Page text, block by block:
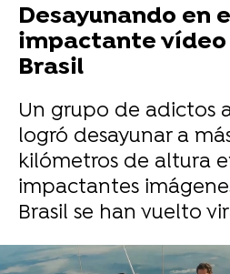
Desayunando en
impactante
Brasil
Un grupo de adictos
logró desayunar a
kilómetros de altura
impactantes
Brasil se han vuelto